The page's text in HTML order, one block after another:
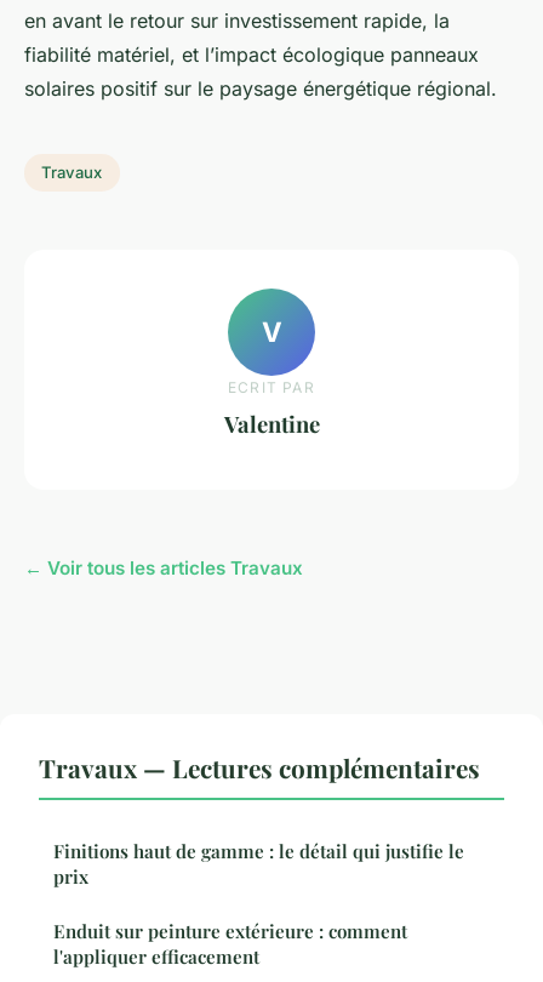
en avant le retour sur investissement rapide, la
fiabilité matériel, et l’impact écologique panneaux
solaires positif sur le paysage énergétique régional.
Travaux
V
ECRIT PAR
Valentine
← Voir tous les articles Travaux
Travaux — Lectures complémentaires
Finitions haut de gamme : le détail qui justifie le
prix
Enduit sur peinture extérieure : comment
l'appliquer efficacement